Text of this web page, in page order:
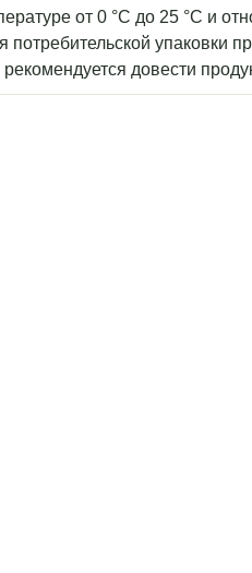
от 0 °С до 25 °С и
потребительской упаковки
довести